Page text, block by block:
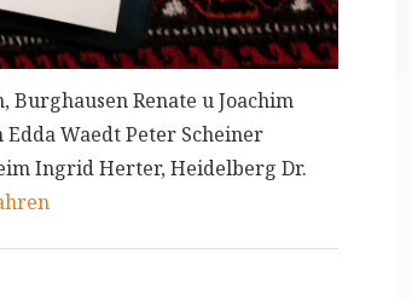
Renate u Joachim
Waedt Peter Scheiner
Ingrid Herter, Heidelberg Dr.